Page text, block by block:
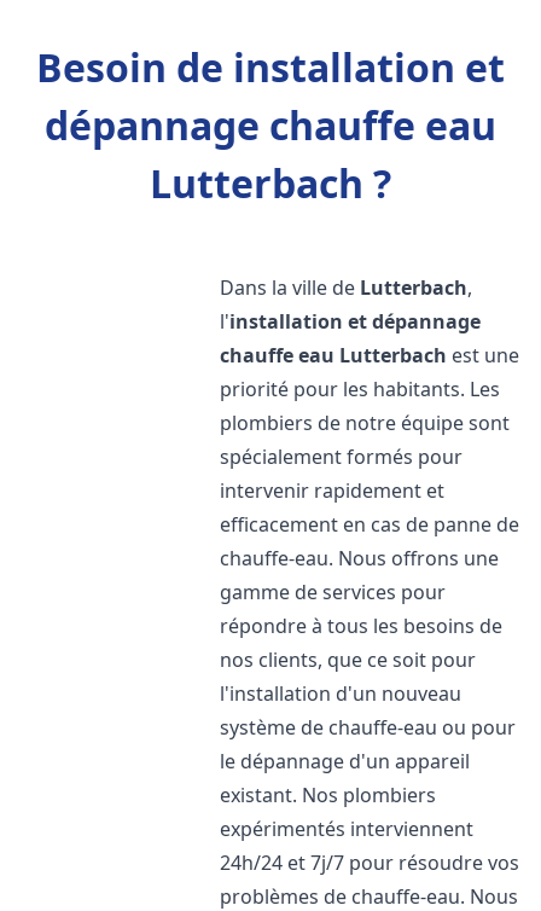
Besoin de installation et
dépannage chauffe eau
Lutterbach ?
Dans la ville de Lutterbach,
l'installation et dépannage
chauffe eau Lutterbach est une
priorité pour les habitants. Les
plombiers de notre équipe sont
spécialement formés pour
intervenir rapidement et
efficacement en cas de panne de
chauffe-eau. Nous offrons une
gamme de services pour
répondre à tous les besoins de
nos clients, que ce soit pour
l'installation d'un nouveau
système de chauffe-eau ou pour
le dépannage d'un appareil
existant. Nos plombiers
expérimentés interviennent
24h/24 et 7j/7 pour résoudre vos
problèmes de chauffe-eau. Nous